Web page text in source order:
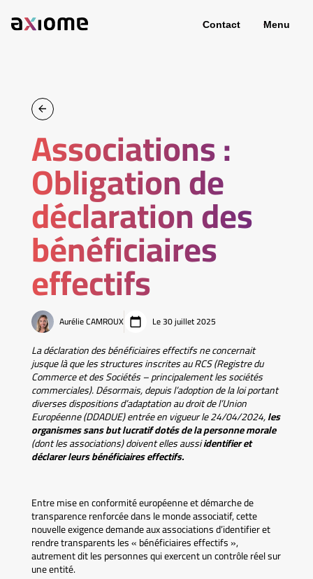
Contact Menu
Associations :
Obligation de
déclaration des
bénéficiaires
effectifs
Aurélie CAMROUX Le 30 juillet 2025
La déclaration des bénéficiaires effectifs ne concernait
jusque là que les structures inscrites au RCS (Registre du
Commerce et des Sociétés – principalement les sociétés
commerciales). Désormais, depuis l’adoption de la loi portant
diverses dispositions d’adaptation au droit de l’Union
Européenne (DDADUE) entrée en vigueur le 24/04/2024,les
organismes sans but lucratif dotés de la personne morale
(dont les associations) doivent elles aussiidentifier et
déclarer leurs bénéficiaires effectifs.
Entre mise en conformité européenne et démarche de
transparence renforcée dans le monde associatif, cette
nouvelle exigence demande aux associations d’identifier et
rendre transparents les « bénéficiaires effectifs »,
autrement dit les personnes qui exercent un contrôle réel sur
une entité.